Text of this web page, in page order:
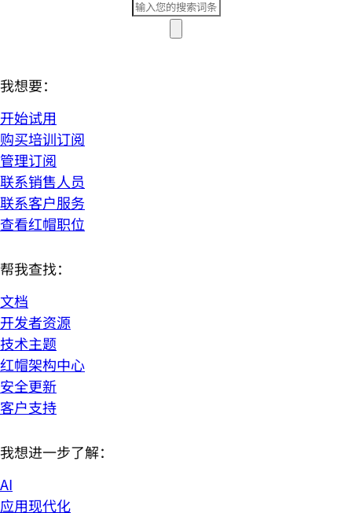
我想要：
开始试用
购买培训订阅
管理订阅
联系销售人员
联系客户服务
查看红帽职位
帮我查找：
文档
开发者资源
技术主题
红帽架构中心
安全更新
客户支持
我想进一步了解：
AI
应用现代化